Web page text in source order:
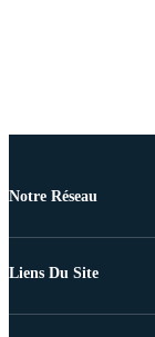
Notre Réseau
Liens Du Site